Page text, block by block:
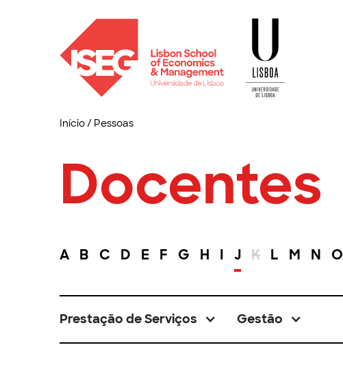
Início/ Pessoas
Docentes
A B C D E F G H I J K L M N O
Prestação de Serviços Gestão